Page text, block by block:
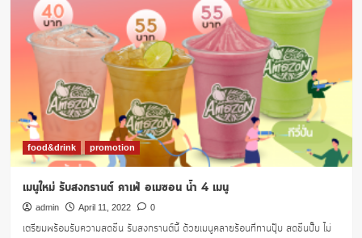
ชั่น
AKA
Reunion@Home
สูงสุด
32%
food&drink promotion
เมนูใหม่ รับสงกรานต์ คาเฟ่ อเมซอน น้ำ 4 เมนู
admin April 11, 2022 0
เตรียมพร้อมรับความสดชื่น รับสงกรานต์นี้ ด้วยเมนูคลายร้อนที่ทานปุ๊บ สดชื่นปั๊บ ไม่